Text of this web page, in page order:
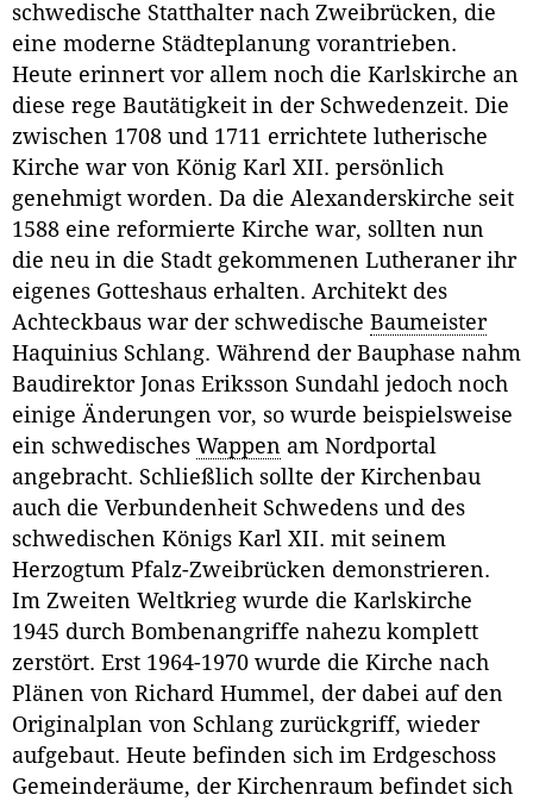
schwedische Statthalter nach Zweibrücken, die
eine moderne Städteplanung vorantrieben.
Heute erinnert vor allem noch die Karlskirche an
diese rege Bautätigkeit in der Schwedenzeit. Die
zwischen 1708 und 1711 errichtete lutherische
Kirche war von König Karl XII. persönlich
genehmigt worden. Da die Alexanderskirche seit
1588 eine reformierte Kirche war, sollten nun
die neu in die Stadt gekommenen Lutheraner ihr
eigenes Gotteshaus erhalten. Architekt des
Achteckbaus war der schwedische Baumeister
Haquinius Schlang. Während der Bauphase nahm
Baudirektor Jonas Eriksson Sundahl jedoch noch
einige Änderungen vor, so wurde beispielsweise
ein schwedisches Wappen am Nordportal
angebracht. Schließlich sollte der Kirchenbau
auch die Verbundenheit Schwedens und des
schwedischen Königs Karl XII. mit seinem
Herzogtum Pfalz-Zweibrücken demonstrieren.
Im Zweiten Weltkrieg wurde die Karlskirche
1945 durch Bombenangriffe nahezu komplett
zerstört. Erst 1964-1970 wurde die Kirche nach
Plänen von Richard Hummel, der dabei auf den
Originalplan von Schlang zurückgriff, wieder
aufgebaut. Heute befinden sich im Erdgeschoss
Gemeinderäume, der Kirchenraum befindet sich